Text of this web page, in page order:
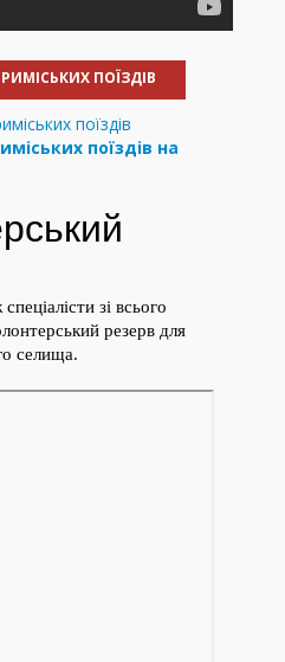
ПОЇЗДІВ
поїздів на